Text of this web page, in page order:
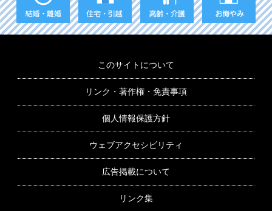
このサイトについて
リンク・著作権・免責事項
個人情報保護方針
ウェブアクセシビリティ
広告掲載について
リンク集